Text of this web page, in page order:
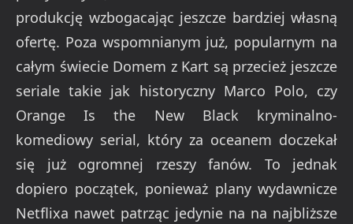
produkcję wzbogacając jeszcze bardziej własną
ofertę. Poza wspomnianym już, popularnym na
całym świecie Domem z Kart są przecież jeszcze
seriale takie jak historyczny Marco Polo, czy
Orange Is the New Black kryminalno-
komediowy serial, który za oceanem doczekał
się już ogromnej rzeszy fanów. To jednak
dopiero początek, ponieważ plany wydawnicze
Netflixa nawet patrząc jedynie na na najbliższe